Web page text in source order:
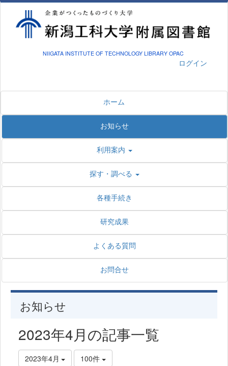
NIIGATA INSTITUTE OF TECHNOLOGY LIBRARY OPAC
ログイン
ホーム
お知らせ
利用案内
探す・調べる
各種手続き
研究成果
よくある質問
お問合せ
お知らせ
2023年4月の記事一覧
2023年4月 100件